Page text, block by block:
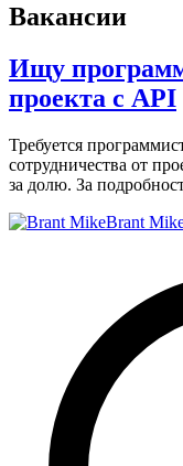
Вакансии
Ищу
проекта с API
Требуется
сотрудничества от
за долю. За
Brant